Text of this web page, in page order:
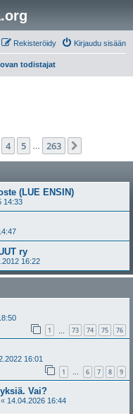
Kirjaudu sisään
Rekisteröidy
todistajat
4 5 263
(LUE ENSIN)
14:33
ry
16:22
1 73 74 75 76
16:01
1 … 6 7 8 9
Vai?
« 14.04.2026 16:44